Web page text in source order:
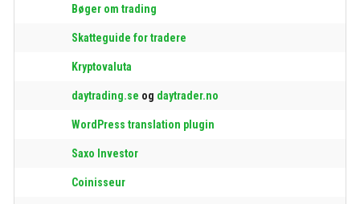
Bøger om trading
Skatteguide for tradere
Kryptovaluta
daytrading.se og daytrader.no
WordPress translation plugin
Saxo Investor
Coinisseur